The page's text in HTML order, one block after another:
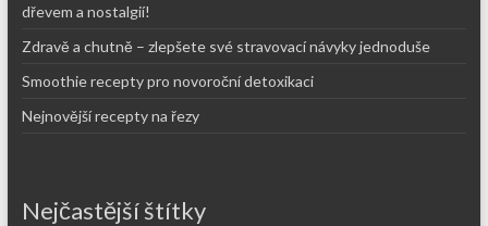
dřevem a nostalgií!
Zdravě a chutně – zlepšete své stravovací návyky jednoduše
Smoothie recepty pro novoroční detoxikaci
Nejnovější recepty na řezy
Nejčastější štítky